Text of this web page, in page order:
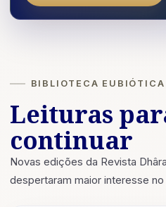
BIBLIOTECA EUBIÓTICA
Leituras
continuar
Novas edições da Revista
despertaram maior interesse no